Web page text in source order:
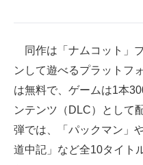
同作は「ナムコット」
ンして遊べるプラットフ
は無料で、ゲームは1本
ンテンツ（DLC）として
弾では、「パックマン」
道中記」など全10タイト